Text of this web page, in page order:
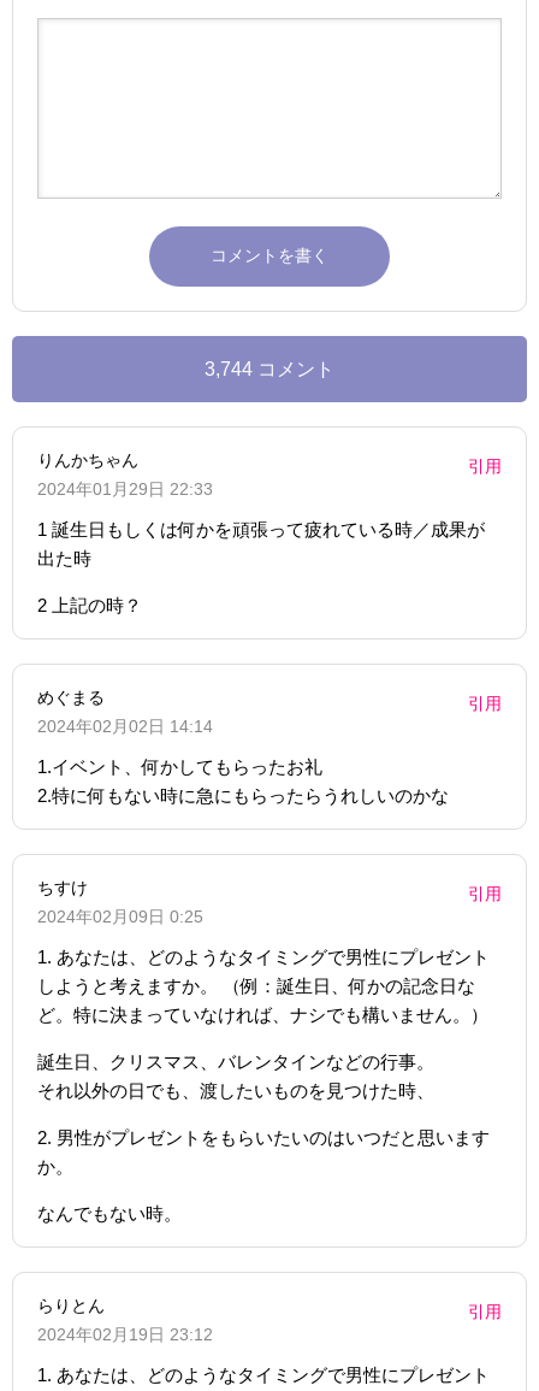
3,744 コメント
りんかちゃん
2024年01月29日 22:33
引用
1 誕生日もしくは何かを頑張って疲れている時／成果が
出た時
2 上記の時？
めぐまる
2024年02月02日 14:14
引用
1.イベント、何かしてもらったお礼
2.特に何もない時に急にもらったらうれしいのかな
ちすけ
2024年02月09日 0:25
引用
1. あなたは、どのようなタイミングで男性にプレゼント
しようと考えますか。 （例：誕生日、何かの記念日な
ど。特に決まっていなければ、ナシでも構いません。）
誕生日、クリスマス、バレンタインなどの行事。
それ以外の日でも、渡したいものを見つけた時、
2. 男性がプレゼントをもらいたいのはいつだと思います
か。
なんでもない時。
らりとん
2024年02月19日 23:12
引用
1. あなたは、どのようなタイミングで男性にプレゼント